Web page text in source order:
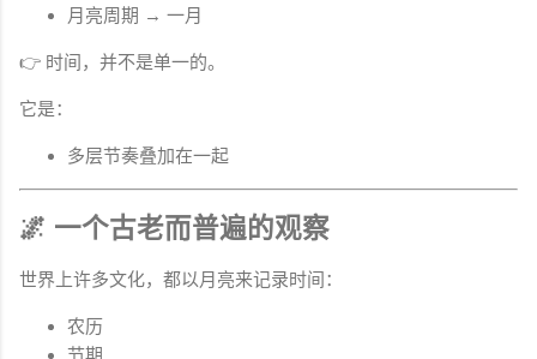
月亮周期 → 一月
👉 时间，并不是单一的。
它是：
多层节奏叠加在一起
🌌 一个古老而普遍的观察
世界上许多文化，都以月亮来记录时间：
农历